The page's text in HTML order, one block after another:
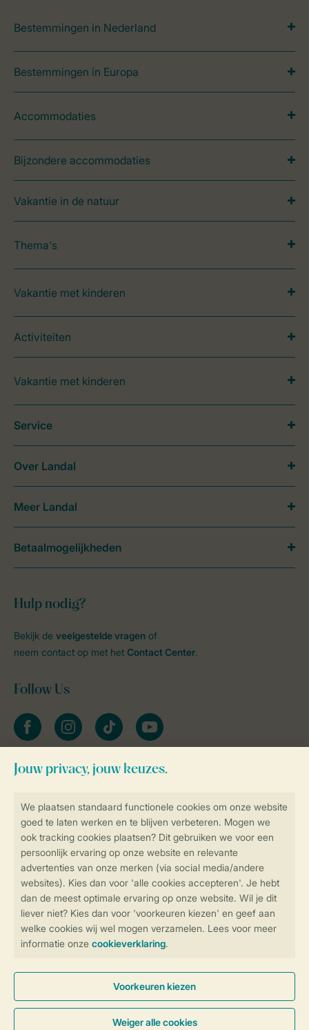
Controle over jouw gegevens &
Instellingen wijzigen
Veilig en snel online boeken
Veilige gegevensoverdracht
Veilige betaling
Bestemmingen in Nederland
Bestemmingen in Europa
Accommodaties
Bijzondere accommodaties
Vakantie in de natuur
Thema's
Vakantie met kinderen
Activiteiten
Vakantie met kinderen
Hulp nodig?
Bekijk de veelgestelde vragen of
neem contact op met het Contact Center.
Follow Us
facebookinstagramtiktok youtube
Blijf op de hoogte
Service
Over Landal
Meer Landal
Betaalmogelijkheden